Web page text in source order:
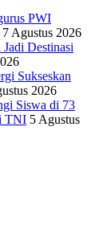
PWI
7 Agustus 2026
Destinasi
Sukseskan
2026
Siswa di 73
TNI 5 Agustus